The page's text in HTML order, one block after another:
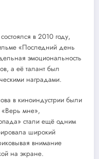
в 2010 году,
«Последний день
эмоциональность
а её талант был
наградами.
в киноиндустрии были
мне»,
стали ещё одним
широкий
внимание
на экране.